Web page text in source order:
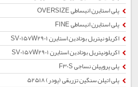
پلی استایرن انبساطی OVERSIZE
پلی استایرن انبساطی FINE
اکریلو نیتریل بوتادین استایرن SV0157W2901
اکریلونیتریل بوتادین استایرن SV0157W2901
پلی پروپیلن نساجی F30S
پلی اتیلن سنگین تزریقی (پودر) 52518